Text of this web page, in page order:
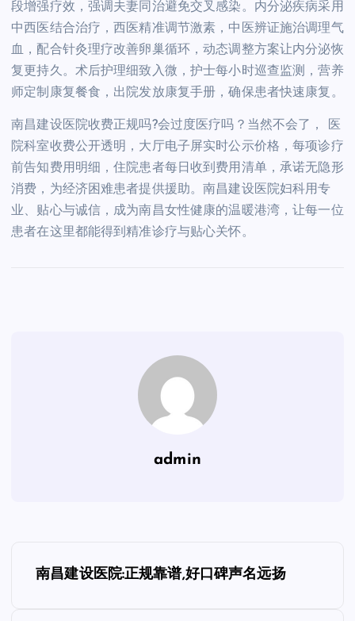
段增强疗效，强调夫妻同治避免交叉感染。内分泌疾病采用
中西医结合治疗，西医精准调节激素，中医辨证施治调理气
血，配合针灸理疗改善卵巢循环，动态调整方案让内分泌恢
复更持久。术后护理细致入微，护士每小时巡查监测，营养
师定制康复餐食，出院发放康复手册，确保患者快速康复。
南昌建设医院收费正规吗?会过度医疗吗？当然不会了， 医
院科室收费公开透明，大厅电子屏实时公示价格，每项诊疗
前告知费用明细，住院患者每日收到费用清单，承诺无隐形
消费，为经济困难患者提供援助。南昌建设医院妇科用专
业、贴心与诚信，成为南昌女性健康的温暖港湾，让每一位
患者在这里都能得到精准诊疗与贴心关怀。
admin
文南昌建设医院:正规靠谱,好口碑声名远扬